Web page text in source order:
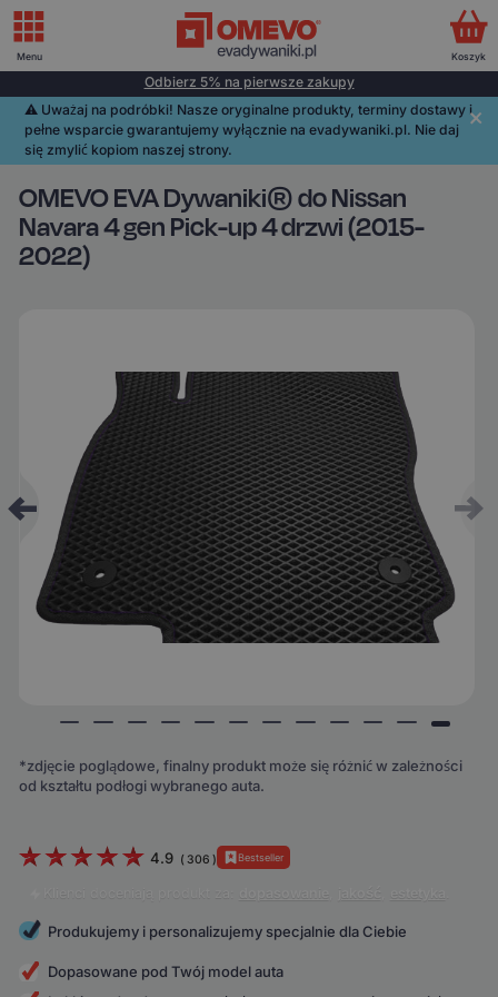
Odbierz 5% na pierwsze zakupy
⚠️️ Uważaj na podróbki! Nasze oryginalne produkty, terminy dostawy i
pełne wsparcie gwarantujemy wyłącznie na evadywaniki.pl. Nie daj
się zmylić kopiom naszej strony.
OMEVO EVA Dywaniki® do Nissan
Navara 4 gen Pick-up 4 drzwi (2015-
2022)
*zdjęcie poglądowe, finalny produkt może się różnić w zależności
od kształtu podłogi wybranego auta.
4.9 ( 306 ) Bestseller
Klienci doceniają produkt za: dopasowanie estetyka
Produkujemy i personalizujemy specjalnie dla Ciebie
Dopasowane pod Twój model auta
Menu Koszyk